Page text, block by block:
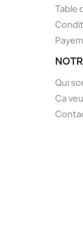
Table
Qui
Ca